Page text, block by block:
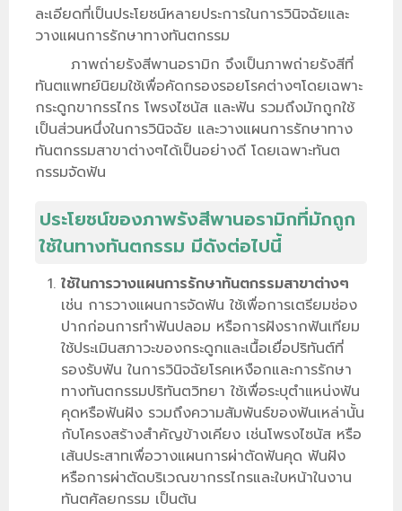
ละเอียดที่เป็นประโยชน์หลายประการในการวินิจฉัยและ
วางแผนการรักษาทางทันตกรรม
ภาพถ่ายรังสีพานอรามิก จึงเป็นภาพถ่ายรังสีที่
ทันตแพทย์นิยมใช้เพื่อคัดกรองรอยโรคต่างๆโดยเฉพาะ
กระดูกขากรรไกร โพรงไซนัส และฟัน รวมถึงมักถูกใช้
เป็นส่วนหนึ่งในการวินิจฉัย และวางแผนการรักษาทาง
ทันตกรรมสาขาต่างๆได้เป็นอย่างดี โดยเฉพาะทันต
กรรมจัดฟัน
ประโยชน์ของภาพรังสีพานอรามิกที่มักถูก
ใช้ในทางทันตกรรม มีดังต่อไปนี้
ใช้ในการวางแผนการรักษาทันตกรรมสาขาต่างๆ
เช่น การวางแผนการจัดฟัน ใช้เพื่อการเตรียมช่อง
ปากก่อนการทำฟันปลอม หรือการฝังรากฟันเทียม
ใช้ประเมินสภาวะของกระดูกและเนื้อเยื่อปริทันต์ที่
รองรับฟัน ในการวินิจฉัยโรคเหงือกและการรักษา
ทางทันตกรรมปริทันตวิทยา ใช้เพื่อระบุตำแหน่งฟัน
คุดหรือฟันฝัง รวมถึงความสัมพันธ์ของฟันเหล่านั้น
กับโครงสร้างสำคัญข้างเคียง เช่นโพรงไซนัส หรือ
เส้นประสาทเพื่อวางแผนการผ่าตัดฟันคุด ฟันฝัง
หรือการผ่าตัดบริเวณขากรรไกรและใบหน้าในงาน
ทันตศัลยกรรม เป็นต้น